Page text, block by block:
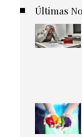
Últimas